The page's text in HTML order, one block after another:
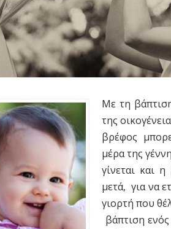
Με τη
της
βρέφος
μέρα της
γίνεται και
μετά, για να
γιορτή που
βάπτιση